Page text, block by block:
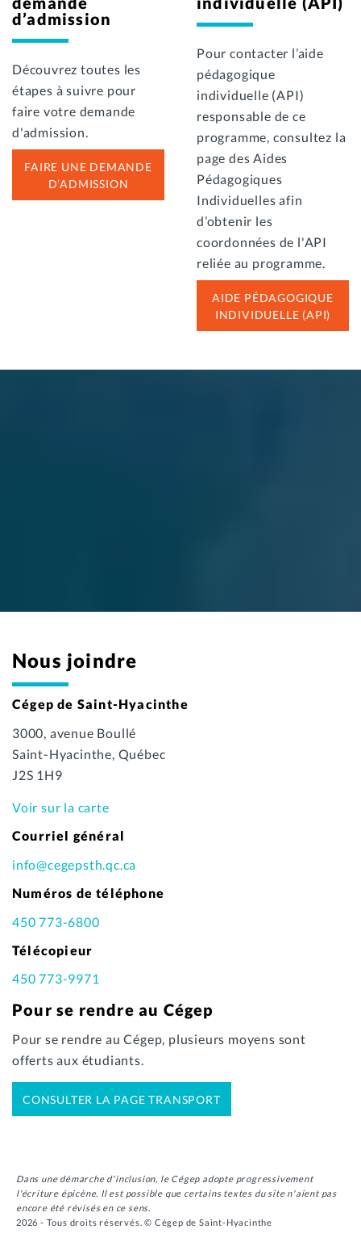
d’admission
Découvrez toutes les
étapes à suivre pour
faire votre demande
d'admission.
FAIRE UNE DEMANDE
D’ADMISSION
Pour contacter l’aide
pédagogique
individuelle (API)
responsable de ce
programme, consultez la
page des Aides
Pédagogiques
Individuelles afin
d’obtenir les
coordonnées de l'API
reliée au programme.
AIDE PÉDAGOGIQUE
INDIVIDUELLE (API)
Nous joindre
Cégep de Saint-Hyacinthe
3000, avenue Boullé
Saint-Hyacinthe, Québec
J2S 1H9
Voir sur la carte
Courriel général
info@cegepsth.qc.ca
Numéros de téléphone
450 773-6800
Télécopieur
450 773-9971
Pour se rendre au Cégep
Pour se rendre au Cégep, plusieurs moyens sont
offerts aux étudiants.
CONSULTER LA PAGE TRANSPORT
Dans une démarche d'inclusion, le Cégep adopte progressivement
l'écriture épicène. Il est possible que certains textes du site n'aient pas
encore été révisés en ce sens.
2026 - Tous droits réservés. © Cégep de Saint-Hyacinthe